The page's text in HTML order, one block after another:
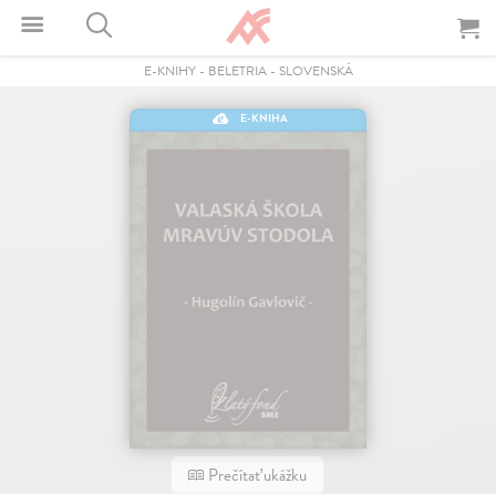
E-KNIHY- BELETRIA- SLOVENSKÁ
E-KNIHA
Prečítať ukážku